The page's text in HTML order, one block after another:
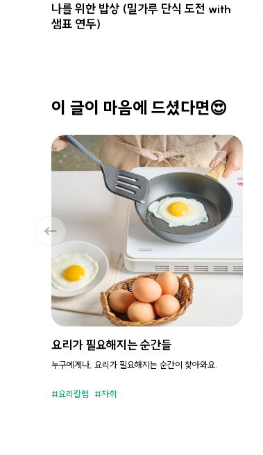
나를 위한 밥상 (밀가루 단식 도전 with
샘표 연두)
이 글이 마음에 드셨다면😍
요리가 필요해지는 순간들
누구에게나, 요리가 필요해지는 순간이 찾아와요.
요리칼럼 자취